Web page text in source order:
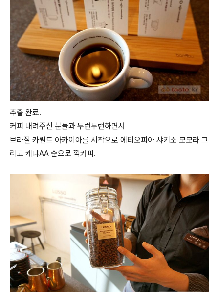
추출 완료.
커피 내려주신 분들과 두런두런하면서
브라질 카퀜드 아카이아를 시작으로 에티오피아 샤키소 모모라 그
리고 케냐AA 순으로 끽커피.